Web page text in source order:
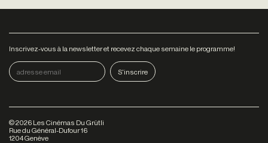
Inscrivez-vous à la newsletter et recevez chaque semaine le programme!
©2026 Les Cinémas Du Grütli
Rue du Général-Dufour 16
1204 Genève